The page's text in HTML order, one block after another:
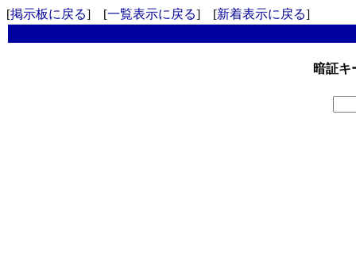
[掲示板に戻る] [一覧表示に戻る] [新着表示に戻る]
暗証キ